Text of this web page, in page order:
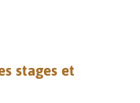
stages et